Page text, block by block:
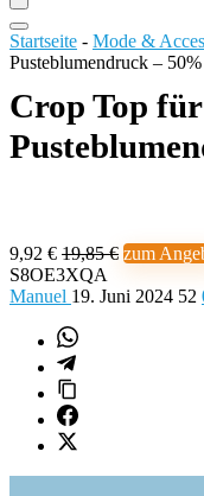
Startseite - Mode &
Pusteblumendruck –
Crop Top
9,92 € 19,85 € zum
S8OE3XQA
Manuel 19. Juni 2024 52